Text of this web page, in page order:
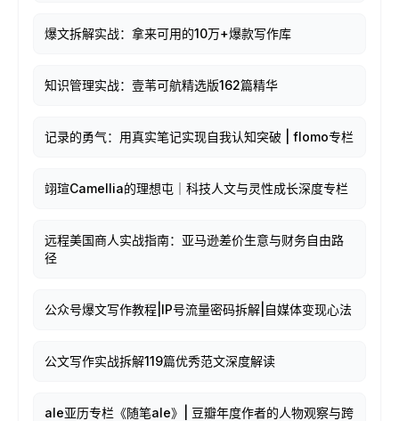
爆文拆解实战：拿来可用的10万+爆款写作库
知识管理实战：壹苇可航精选版162篇精华
记录的勇气：用真实笔记实现自我认知突破 | flomo专栏
翊瑄Camellia的理想屯｜科技人文与灵性成长深度专栏
远程美国商人实战指南：亚马逊差价生意与财务自由路
径
公众号爆文写作教程|IP号流量密码拆解|自媒体变现心法
公文写作实战拆解119篇优秀范文深度解读
ale亚历专栏《随笔ale》| 豆瓣年度作者的人物观察与跨